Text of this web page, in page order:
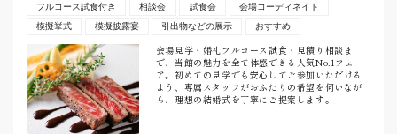
フルコース試食付き 相談会 試食会
会場コーディネイト
模擬挙式
模擬披露宴 引出物などの展示 おすすめ
会場見学・婚礼フルコース試食・見積り相談ま
で、当館の魅力を全て体感できる人気No.1フェ
ア。初めての見学でも安心してご参加いただける
よう、専属スタッフがおふたりの希望を伺いなが
ら、理想の結婚式を丁寧にご提案します。